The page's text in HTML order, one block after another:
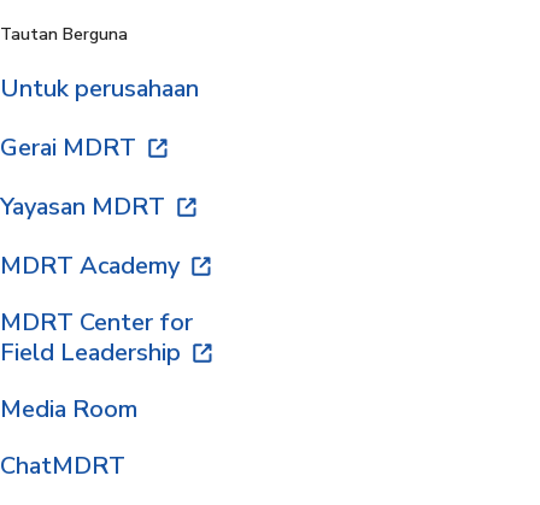
Tautan Berguna
Untuk perusahaan
Gerai MDRT
Yayasan MDRT
MDRT Academy
MDRT Center for
Field Leadership
Media Room
ChatMDRT